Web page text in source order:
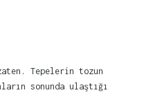
Tepelerin tozun
sonunda ulaştığı